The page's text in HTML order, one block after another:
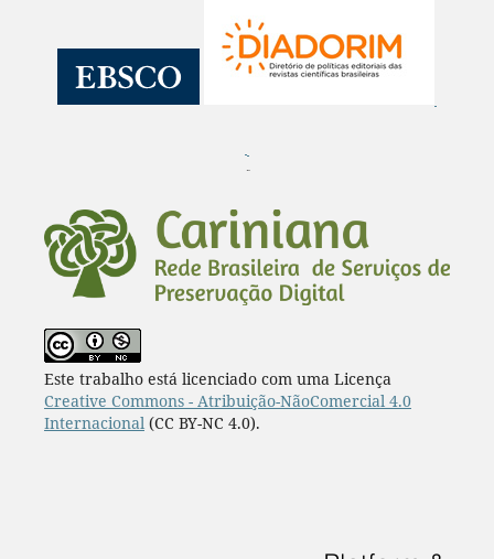
¨
Este trabalho está licenciado com uma Licença
Creative Commons - Atribuição-NãoComercial 4.0
Internacional (CC BY-NC 4.0).